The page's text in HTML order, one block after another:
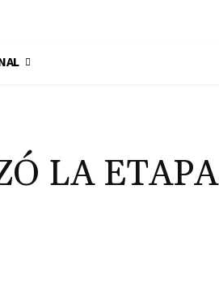
LA ETAPA